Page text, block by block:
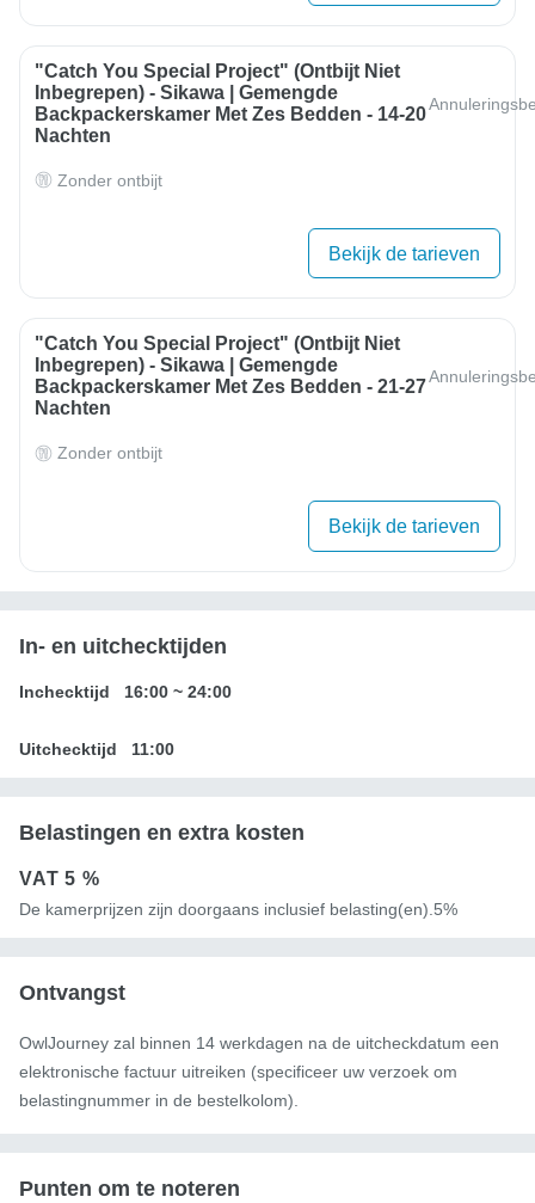
"Catch You Special Project" (ontbijt Niet
Inbegrepen) - Sikawa | Gemengde
Backpackerskamer Met Zes Bedden - 14-20
Nachten
Zonder ontbijt
Bekijk de tarieven
"Catch You Special Project" (ontbijt Niet
Inbegrepen) - Sikawa | Gemengde
Backpackerskamer Met Zes Bedden - 21-27
Nachten
Zonder ontbijt
Bekijk de tarieven
In- en uitchecktijden
Inchecktijd 16:00 ~ 24:00
Uitchecktijd 11:00
Belastingen en extra kosten
VAT5 %
De kamerprijzen zijn doorgaans inclusief belasting(en).5%
Ontvangst
OwlJourney zal binnen 14 werkdagen na de uitcheckdatum een ​​
elektronische factuur uitreiken (specificeer uw verzoek om
belastingnummer in de bestelkolom).
Punten om te noteren